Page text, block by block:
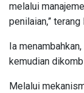
melalui
penilaian,” terang
Ia
kemudian
Melalui